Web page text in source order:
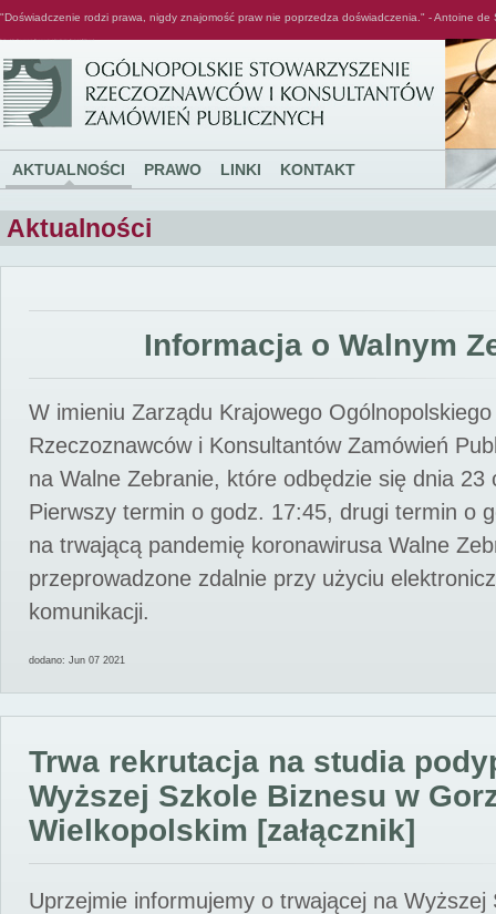
"Doświadczenie rodzi prawa, nigdy znajomość praw nie poprzedza doświadczenia." - Antoine de
AKTUALNOŚCI PRAWO LINKI KONTAKT
Aktualności
Informacja o Walnym
W imieniu Zarządu Krajowego
Rzeczoznawców i Konsultantów Zamówień
na Walne Zebranie, które odbędzie się dnia 23
Pierwszy termin o godz. 17:45, drugi termin o
na trwającą pandemię koronawirusa Walne
przeprowadzone zdalnie przy użyciu
komunikacji.
dodano: Jun 07 2021
Trwa rekrutacja na studia
Wyższej Szkole Biznesu w
Wielkopolskim [załącznik]
Uprzejmie informujemy o trwającej na Wyższej